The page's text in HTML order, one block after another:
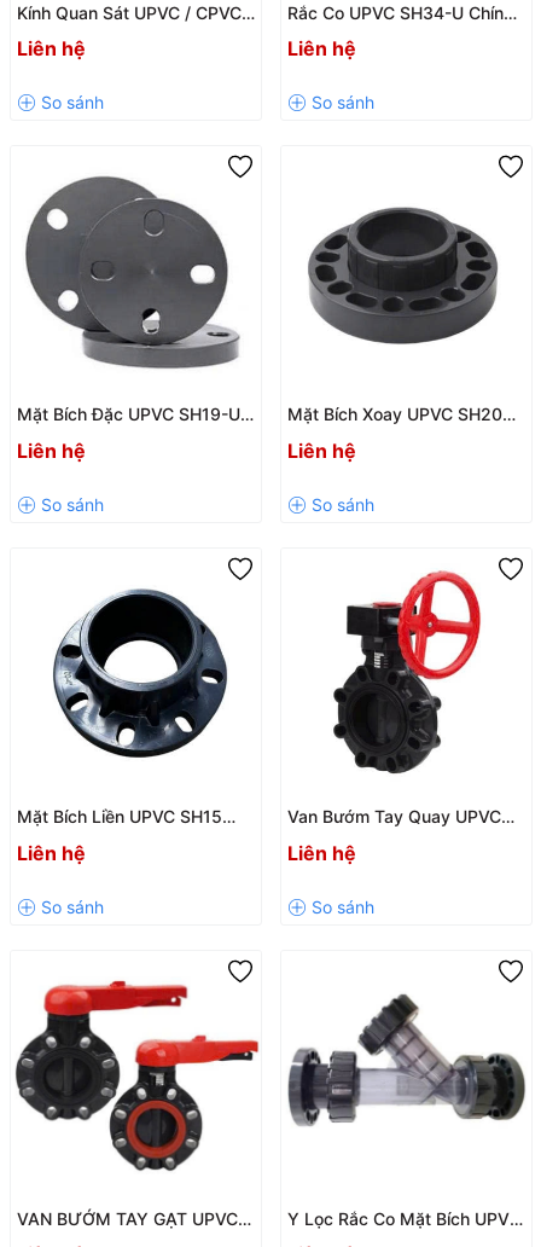
Kính Quan Sát UPVC / CPVC
SH48 / SH49 Chính Hãng
KXPV – Chịu Áp PN10
Liên hệ
Rắc Co UPVC SH34-U Chính
Hãng – Kết Nối Dán Keo, Chịu
Áp PN10
Liên hệ
Mặt Bích Đặc UPVC SH19-U
Chính Hãng – Độ Bền Cao,
Chịu Áp PN10
Liên hệ
Mặt Bích Xoay UPVC SH20
Chính Hãng Giá Tốt
Liên hệ
Mặt Bích Liền UPVC SH15
Keo, Chịu Áp PN10
Liên hệ
Van Bướm Tay Quay UPVC
Giá Tốt
Liên hệ
VAN BƯỚM TAY GẠT UPVC
SH7 / SH7-V – Kết Nối Mặt
Y Lọc Rắc Co Mặt Bích UPVC
SH26 Chính Hãng, Chịu Áp